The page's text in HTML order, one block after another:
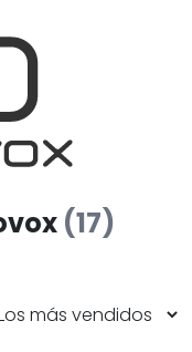
(17)